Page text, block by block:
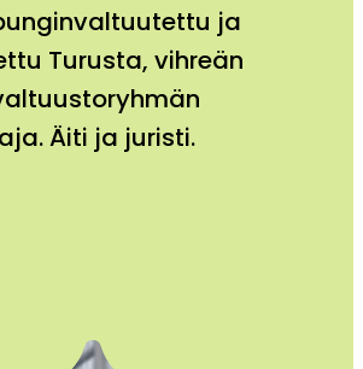
ja
Turusta, vihreän
Äiti ja juristi.